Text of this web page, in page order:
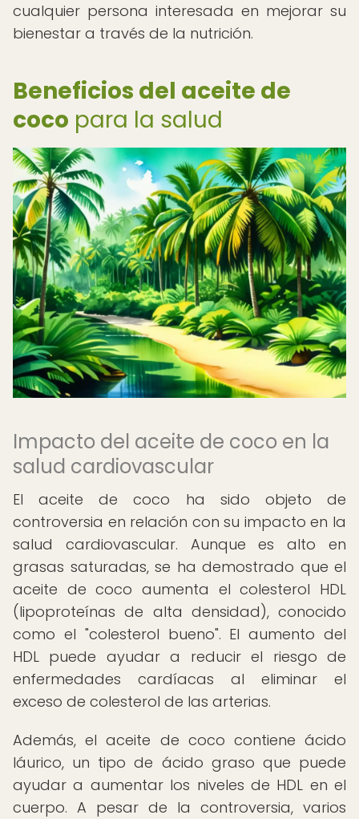
cualquier persona interesada en mejorar su
bienestar a través de la nutrición.
Beneficios del aceite de
coco para la salud
Impacto del aceite de coco en la
salud cardiovascular
El aceite de coco ha sido objeto de
controversia en relación con su impacto en la
salud cardiovascular. Aunque es alto en
grasas saturadas, se ha demostrado que el
aceite de coco aumenta el colesterol HDL
(lipoproteínas de alta densidad), conocido
como el "colesterol bueno". El aumento del
HDL puede ayudar a reducir el riesgo de
enfermedades cardíacas al eliminar el
exceso de colesterol de las arterias.
Además, el aceite de coco contiene ácido
láurico, un tipo de ácido graso que puede
ayudar a aumentar los niveles de HDL en el
cuerpo. A pesar de la controversia, varios